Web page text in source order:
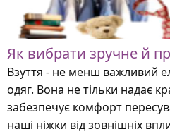
Як вибрати зручне й
Взуття - не менш важливий
одяг. Вона не тільки надає
забезпечує комфорт
наші ніжки від зовнішніх